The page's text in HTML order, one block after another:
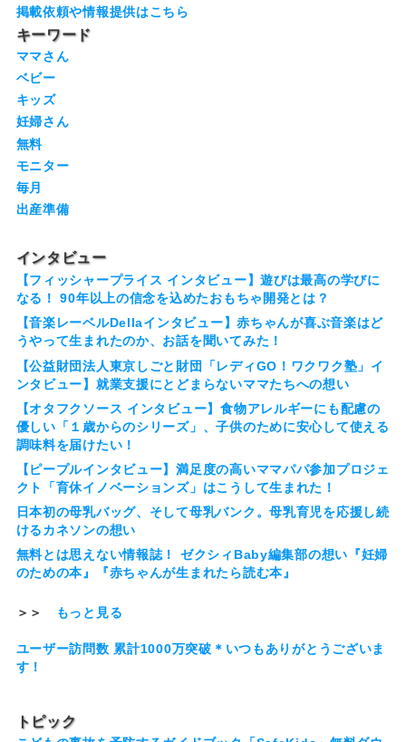
掲載依頼や情報提供はこちら
キーワード
ママさん
ベビー
キッズ
妊婦さん
無料
モニター
毎月
出産準備
インタビュー
【フィッシャープライス インタビュー】遊びは最高の学びに
なる！ 90年以上の信念を込めたおもちゃ開発とは？
【音楽レーベルDellaインタビュー】赤ちゃんが喜ぶ音楽はど
うやって生まれたのか、お話を聞いてみた！
【公益財団法人東京しごと財団「レディGO！ワクワク塾」イ
ンタビュー】就業支援にとどまらないママたちへの想い
【オタフクソース インタビュー】食物アレルギーにも配慮の
優しい「１歳からのシリーズ」、子供のために安心して使える
調味料を届けたい！
【ピープルインタビュー】満足度の高いママパパ参加プロジェ
クト「育休イノベーションズ」はこうして生まれた！
日本初の母乳バッグ、そして母乳バンク。母乳育児を応援し続
けるカネソンの想い
無料とは思えない情報誌！ ゼクシィBaby編集部の想い『妊婦
のための本』『赤ちゃんが生まれたら読む本』
＞＞ もっと見る
ユーザー訪問数 累計1000万突破＊いつもありがとうございま
す！
トピック